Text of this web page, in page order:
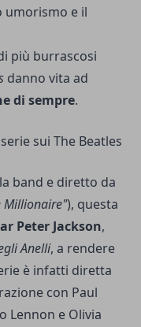
umorismo e il
più burrascosi
danno vita ad
di sempre.
sui The Beatles
band e diretto da
Millionaire"), questa
Peter Jackson,
Anelli, a rendere
è infatti diretta
con Paul
Lennon e Olivia